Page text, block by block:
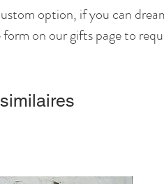
option, if you can
on our gifts page to